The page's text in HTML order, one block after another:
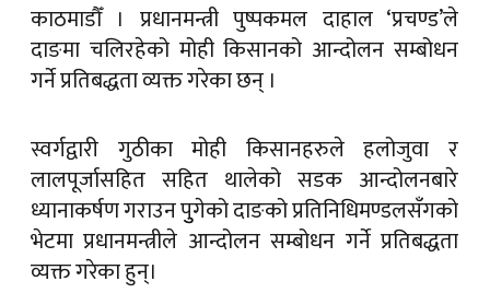
काठमाडौँ । प्रधानमन्त्री पुष्पकमल दाहाल ‘प्रचण्ड’ले
दाङमा चलिरहेको मोही किसानको आन्दोलन सम्बोधन
गर्ने प्रतिबद्धता व्यक्त गरेका छन् ।
स्वर्गद्वारी गुठीका मोही किसानहरुले हलोजुवा र
लालपूर्जासहित सहित थालेको सडक आन्दोलनबारे
ध्यानाकर्षण गराउन पुुगेको दाङको प्रतिनिधिमण्डलसँगको
भेटमा प्रधानमन्त्रीले आन्दोलन सम्बोधन गर्ने प्रतिबद्धता
व्यक्त गरेका हुन्।